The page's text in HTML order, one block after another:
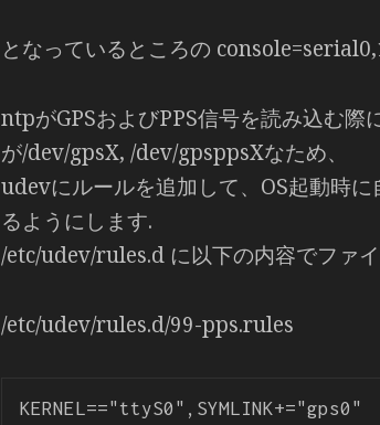
となっているところの
ntpがGPSおよびPPS信号を読み込む際
が/dev/gpsX, /dev/gpsppsXなため、
udevにルールを追加して、OS起動時
るようにします.
/etc/udev/rules.d に以下の内容でファ
/etc/udev/rules.d/99-pps.rules
KERNEL=="ttyS0",SYMLINK+="gps0"